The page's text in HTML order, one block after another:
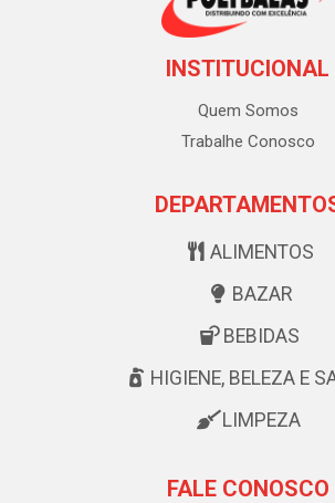
INSTITUCIONAL
Quem Somos
Trabalhe Conosco
ALIMENTOS
BAZAR
BEBIDAS
HIGIENE, BELEZA E
LIMPEZA
FALE CONOSCO